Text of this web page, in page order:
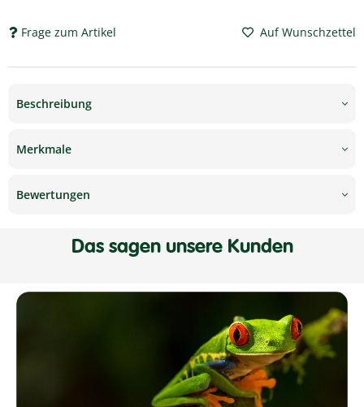
Frage zum Artikel Auf Wunschzettel
Beschreibung
Merkmale
Bewertungen
Das sagen unsere Kunden